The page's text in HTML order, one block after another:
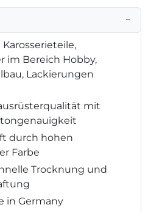
−
im Bereich Hobby,
Lackierungen
mit
durch hohen
Farbe
Trocknung und
in Germany